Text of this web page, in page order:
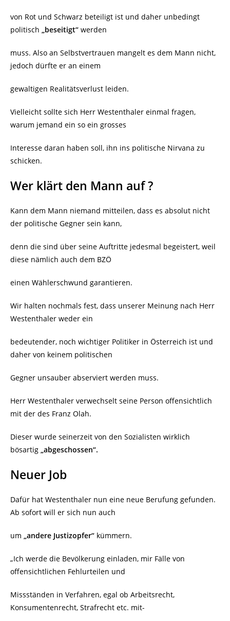
von Rot und Schwarz beteiligt ist und daher unbedingt
politisch „beseitigt“ werden
muss. Also an Selbstvertrauen mangelt es dem Mann nicht,
jedoch dürfte er an einem
gewaltigen Realitätsverlust leiden.
Vielleicht sollte sich Herr Westenthaler einmal fragen,
warum jemand ein so ein grosses
Interesse daran haben soll, ihn ins politische Nirvana zu
schicken.
Wer klärt den Mann auf ?
Kann dem Mann niemand mitteilen, dass es absolut nicht
der politische Gegner sein kann,
denn die sind über seine Auftritte jedesmal begeistert, weil
diese nämlich auch dem BZÖ
einen Wählerschwund garantieren.
Wir halten nochmals fest, dass unserer Meinung nach Herr
Westenthaler weder ein
bedeutender, noch wichtiger Politiker in Österreich ist und
daher von keinem politischen
Gegner unsauber abserviert werden muss.
Herr Westenthaler verwechselt seine Person offensichtlich
mit der des Franz Olah.
Dieser wurde seinerzeit von den Sozialisten wirklich
bösartig „abgeschossen“.
Neuer Job
Dafür hat Westenthaler nun eine neue Berufung gefunden.
Ab sofort will er sich nun auch
um „andere Justizopfer“ kümmern.
„Ich werde die Bevölkerung einladen, mir Fälle von
offensichtlichen Fehlurteilen und
Missständen in Verfahren, egal ob Arbeitsrecht,
Konsumentenrecht, Strafrecht etc. mit-